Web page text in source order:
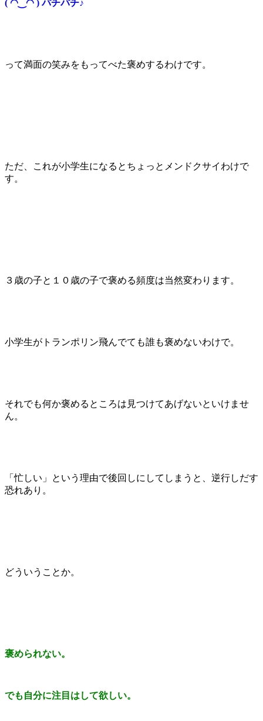
( ◠‿◠ ) パチパチ♪
って満面の笑みをもってべた褒めするわけです。
ただ、これが小学生になるとちょっとメンドクサイわけで
す。
３歳の子と１０歳の子で褒める頻度は当然変わります。
小学生がトランポリン飛んでても誰も褒めないわけで。
それでも何か褒めるところは見つけてあげないといけませ
ん。
「忙しい」という理由で後回しにしてしまうと、逆行しだす
恐れあり。
どういうことか。
褒められない。
でも自分に注目はして欲しい。